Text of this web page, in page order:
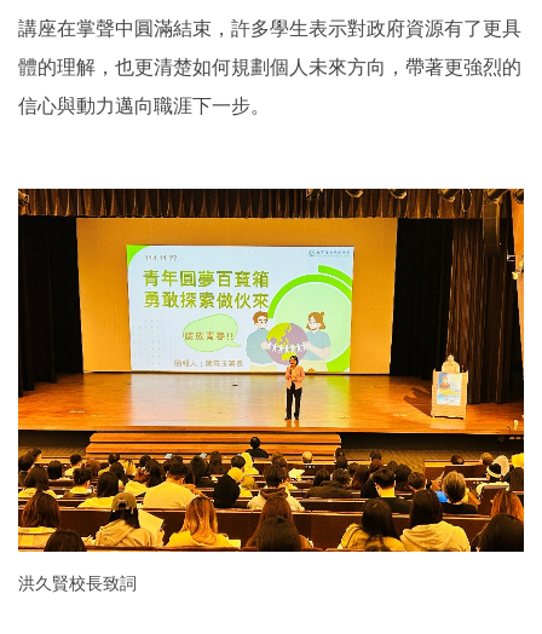
講座在掌聲中圓滿結束，許多學生表示對政府資源有了更具
體的理解，也更清楚如何規劃個人未來方向，帶著更強烈的
信心與動力邁向職涯下一步。
洪久賢校長致詞